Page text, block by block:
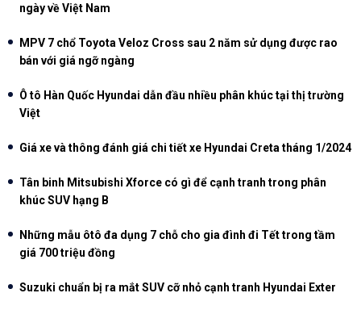
ngày về Việt Nam
MPV 7 chổ Toyota Veloz Cross sau 2 năm sử dụng được rao
bán với giá ngỡ ngàng
Ô tô Hàn Quốc Hyundai dẫn đầu nhiều phân khúc tại thị trường
Việt
Giá xe và thông đánh giá chi tiết xe Hyundai Creta tháng 1/2024
Tân binh Mitsubishi Xforce có gì để cạnh tranh trong phân
khúc SUV hạng B
Những mẫu ôtô đa dụng 7 chỗ cho gia đình đi Tết trong tầm
giá 700 triệu đồng
Suzuki chuẩn bị ra mắt SUV cỡ nhỏ cạnh tranh Hyundai Exter